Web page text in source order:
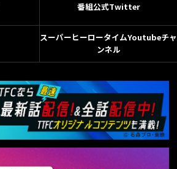
番組公式Twitter
スーパーヒーロータイムYoutubeチャ
ンネル